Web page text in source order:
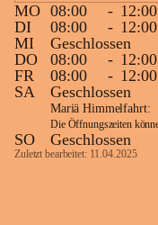
österreichweite
„Heckenleben“ des Vereins
Gehölzvermehrung. Die
machen deutlich, dass
möglichst durchgehendes
Nahrungsangebot
Heimische Hecken können
Versorgungslücken
unterschiedliche
MO 08:00 - 12:00
DI
08:00 - 12:00
MI
Geschlossen
DO
08:00 - 12:00
FR
08:00 - 12:00
SA
Geschlossen
Mariä Himmelfahrt:
Die Öffnungszeiten
SO Geschlossen
Zuletzt bearbeitet: 11.04.2025